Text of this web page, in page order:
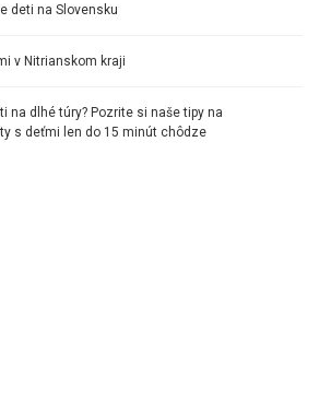
deti na Slovensku
v Nitrianskom kraji
na dlhé túry? Pozrite si naše tipy na
s deťmi len do 15 minút chôdze